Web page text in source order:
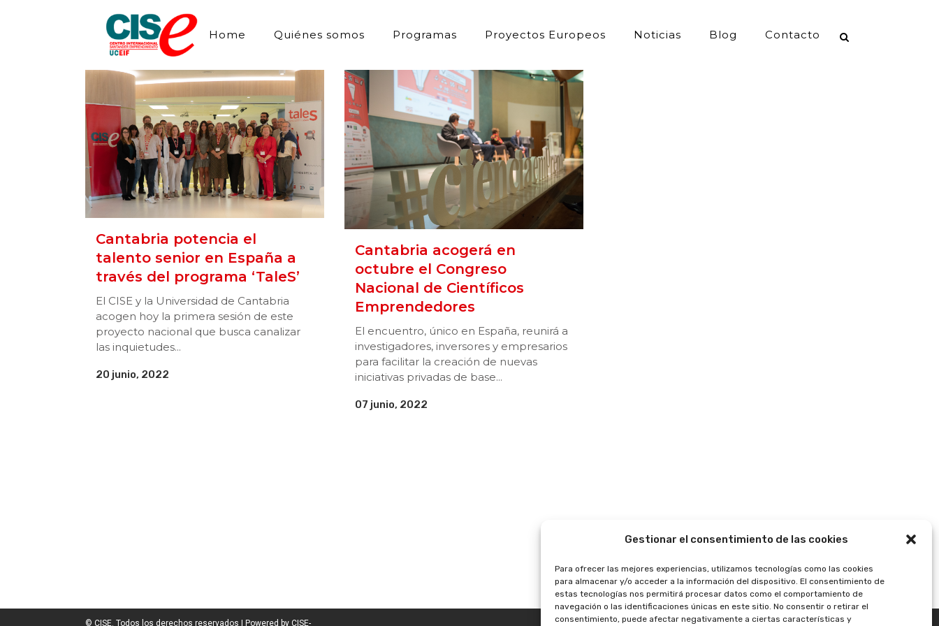
Gestionar el consentimiento de las cookies
Para ofrecer las mejores experiencias, utilizamos tecnologías como las cookies
para almacenar y/o acceder a la información del dispositivo. El consentimiento de
estas tecnologías nos permitirá procesar datos como el comportamiento de
navegación o las identificaciones únicas en este sitio. No consentir o retirar el
consentimiento, puede afectar negativamente a ciertas características y
Home Quiénes somos Programas Proyectos Europeos Noticias Blog Contacto
Cantabria potencia el
talento senior en España a
través del programa ‘TaleS’
El CISE y la Universidad de Cantabria
acogen hoy la primera sesión de este
proyecto nacional que busca canalizar
las inquietudes...
20 junio, 2022
Cantabria acogerá en
octubre el Congreso
Nacional de Científicos
Emprendedores
El encuentro, único en España, reunirá a
investigadores, inversores y empresarios
para facilitar la creación de nuevas
iniciativas privadas de base...
07 junio, 2022
© CISE. Todos los derechos reservados | Powered by CISE-